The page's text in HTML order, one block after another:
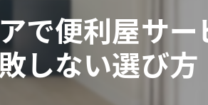
で便利屋サ
しない選び方